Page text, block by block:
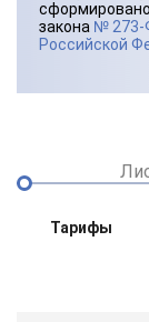
закона № 273-
Российской
Тарифы